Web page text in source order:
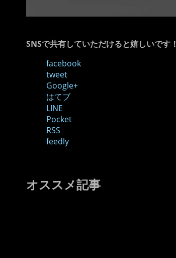
SNSで共有していただけると嬉しいです！
facebook
tweet
Google+
はてブ
LINE
Pocket
RSS
feedly
オススメ記事